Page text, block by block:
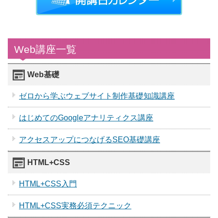
Web講座一覧
Web基礎
ゼロから学ぶウェブサイト制作基礎知識講座
はじめてのGoogleアナリティクス講座
アクセスアップにつなげるSEO基礎講座
HTML+CSS
HTML+CSS入門
HTML+CSS実務必須テクニック